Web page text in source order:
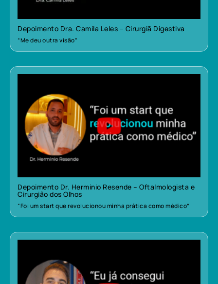
Depoimento Dra. Camila Leles – Cirurgiã Digestiva
“Me deu outra visão”
Depoimento Dr. Herminio Resende – Oftalmologista e
Cirurgião dos Olhos
“Foi um start que revolucionou minha prática como médico”